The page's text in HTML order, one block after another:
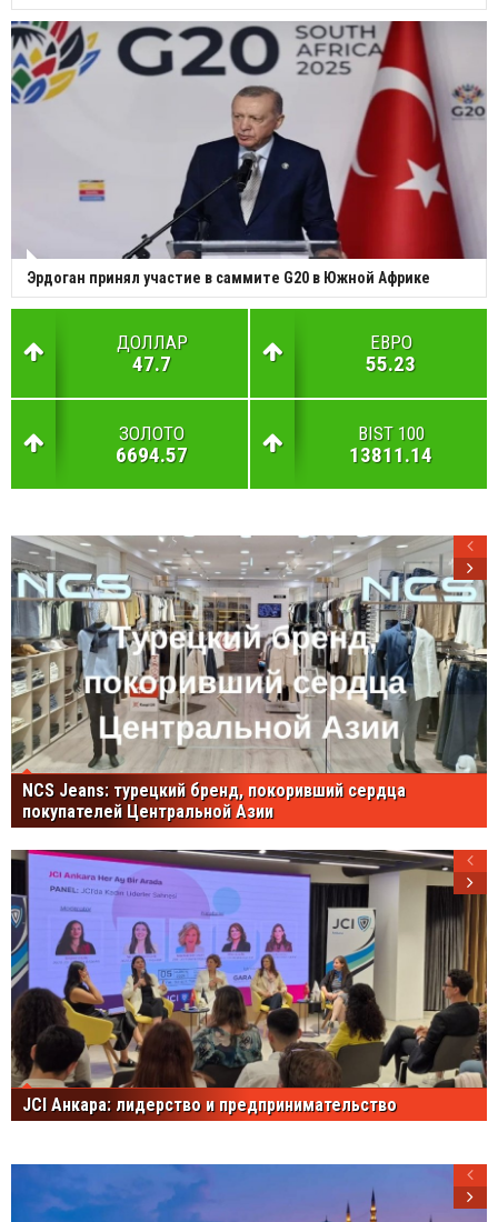
Эрдоган принял участие в саммите G20 в Южной Африке
ДОЛЛАР
47.7
ЕВРО
55.23
ЗОЛОТО
6694.57
BIST 100
13811.14
NCS Jeans: турецкий бренд, покоривший сердца
покупателей Центральной Азии
JCI Анкара: лидерство и предпринимательство